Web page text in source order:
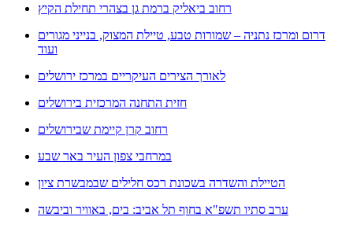
רחוב ביאליק ברמת גן בצהרי תחילת הקיץ
דרום ומרכז נתניה – שמורות טבע, טיילת המצוק, בנייני מגורים
ועוד
לאורך הצירים העיקריים במרכז ירושלים
חזית התחנה המרכזית בירושלים
רחוב קרן קיימת שבירושלים
במרחבי צפון העיר באר שבע
הטיילת והשדרה בשכונת רכס חלילים שבמבשרת ציון
ערב סתיו תשפ"א בחוף תל אביב: בים, באוויר וביבשה